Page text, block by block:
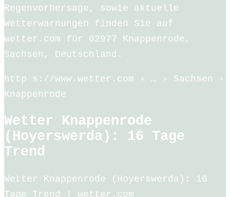
Regenvorhersage, sowie aktuelle
Wetterwarnungen finden Sie auf
wetter.com für 02977 Knappenrode,
Sachsen, Deutschland.
http s://www.wetter.com › … › Sachsen ›
Knappenrode
Wetter Knappenrode
(Hoyerswerda): 16 Tage
Trend
Wetter Knappenrode (Hoyerswerda): 16
Tage Trend | wetter.com